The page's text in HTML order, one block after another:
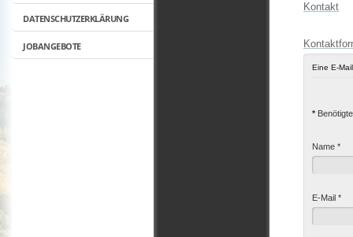
DATENSCHUTZERKLÄRUNG
JOBANGEBOTE
Kontakt
Eine E-
*
Name *
E-Mail *